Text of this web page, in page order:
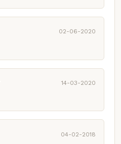
02-06-2020
14-03-2020
04-02-2018